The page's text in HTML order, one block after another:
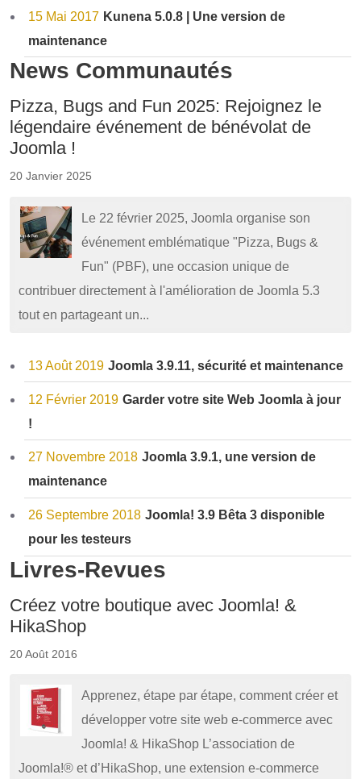
15 Mai 2017 Kunena 5.0.8 | Une version de
maintenance
News Communautés
Pizza, Bugs and Fun 2025: Rejoignez le
légendaire événement de bénévolat de
Joomla !
20 Janvier 2025
Le 22 février 2025, Joomla organise son
événement emblématique "Pizza, Bugs &
Fun" (PBF), une occasion unique de
contribuer directement à l'amélioration de Joomla 5.3
tout en partageant un...
13 Août 2019 Joomla 3.9.11, sécurité et maintenance
12 Février 2019 Garder votre site Web Joomla à jour
!
27 Novembre 2018 Joomla 3.9.1, une version de
maintenance
26 Septembre 2018 Joomla! 3.9 Bêta 3 disponible
pour les testeurs
Livres-Revues
Créez votre boutique avec Joomla! &
HikaShop
20 Août 2016
Apprenez, étape par étape, comment créer et
développer votre site web e-commerce avec
Joomla! & HikaShop L’association de
Joomla!® et d’HikaShop, une extension e-commerce